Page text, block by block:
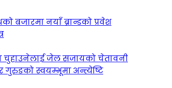
बजारमा नयाँ ब्रान्डको प्रवेश
चुहाउनेलाई जेल सजायको चेतावनी
गुरुङको स्वयम्भूमा अन्त्येष्टि